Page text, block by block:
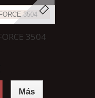
3504
Más